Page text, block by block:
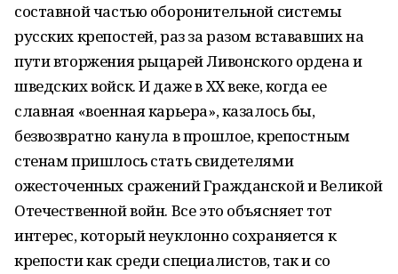
составной частью оборонительной системы
русских крепостей, раз за разом встававших на
пути вторжения рыцарей Ливонского ордена и
шведских войск. И даже в XX веке, когда ее
славная «военная карьера», казалось бы,
безвозвратно канула в прошлое, крепостным
стенам пришлось стать свидетелями
ожесточенных сражений Гражданской и Великой
Отечественной войн. Все это объясняет тот
интерес, который неуклонно сохраняется к
крепости как среди специалистов, так и со